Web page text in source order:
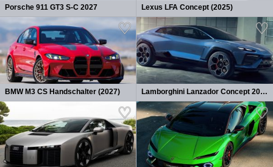
Porsche 911 GT3 S-C 2027 Lexus LFA Concept (2025)
BMW M3 CS Handschalter (2027) Lamborghini Lanzador Concept 2026